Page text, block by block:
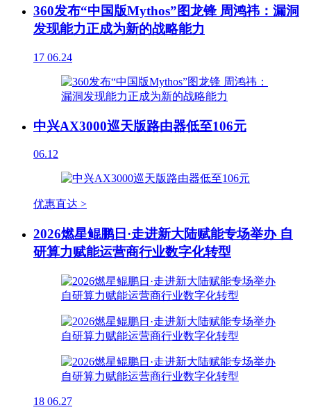
360发布“中国版Mythos”图龙锋 周鸿祎：漏洞
发现能力正成为新的战略能力
17 06.24
中兴AX3000巡天版路由器低至106元
06.12
优惠直达 >
2026燃星鲲鹏日·走进新大陆赋能专场举办 自
研算力赋能运营商行业数字化转型
18 06.27